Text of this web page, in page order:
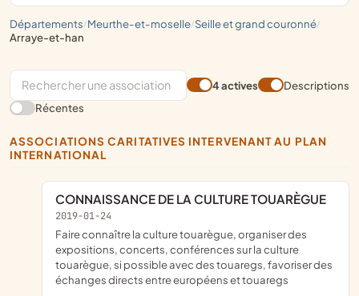
départements/ meurthe-et-moselle/ seille et grand couronné/
arraye-et-han
4 actives
Descriptions
Récentes
ASSOCIATIONS CARITATIVES INTERVENANT AU PLAN
INTERNATIONAL
CONNAISSANCE DE LA CULTURE TOUARÈGUE
2019-01-24
faire connaître la culture touarègue, organiser des
expositions, concerts, conférences sur la culture
touarègue, si possible avec des touaregs, favoriser des
échanges directs entre européens et touaregs